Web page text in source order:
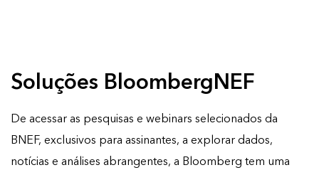
Soluções BloombergNEF
De acessar as pesquisas e webinars selecionados da
BNEF, exclusivos para assinantes, a explorar dados,
notícias e análises abrangentes, a Bloomberg tem uma